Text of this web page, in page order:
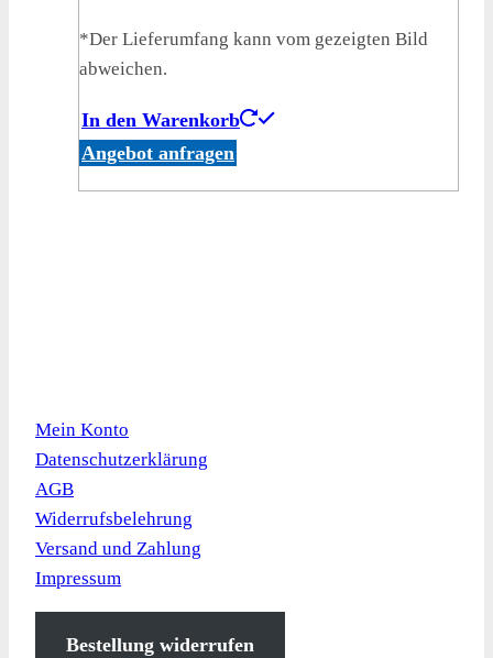
*Der Lieferumfang kann vom gezeigten Bild
abweichen.
In den Warenkorb
Angebot anfragen
Mein Konto
Datenschutzerklärung
AGB
Widerrufsbelehrung
Versand und Zahlung
Impressum
Bestellung widerrufen